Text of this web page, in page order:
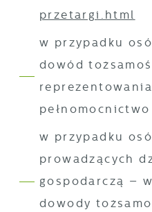
przetargi.html
w przypadku
dowód
w przypadku
prowadzących
gospodarczą –
dowody